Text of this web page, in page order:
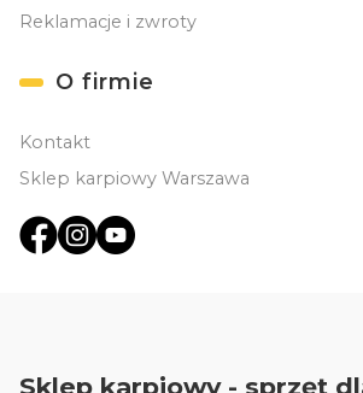
Reklamacje i zwroty
O firmie
Kontakt
Sklep karpiowy Warszawa
Sklep karpiowy - sprzęt